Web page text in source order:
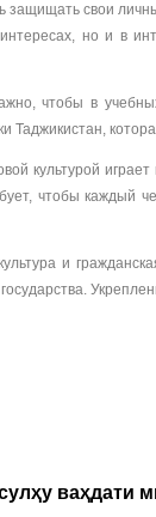
защищать свои
но и в
чтобы в
Таджикистан,
культурой
чтобы каждый
и
ваҳдати